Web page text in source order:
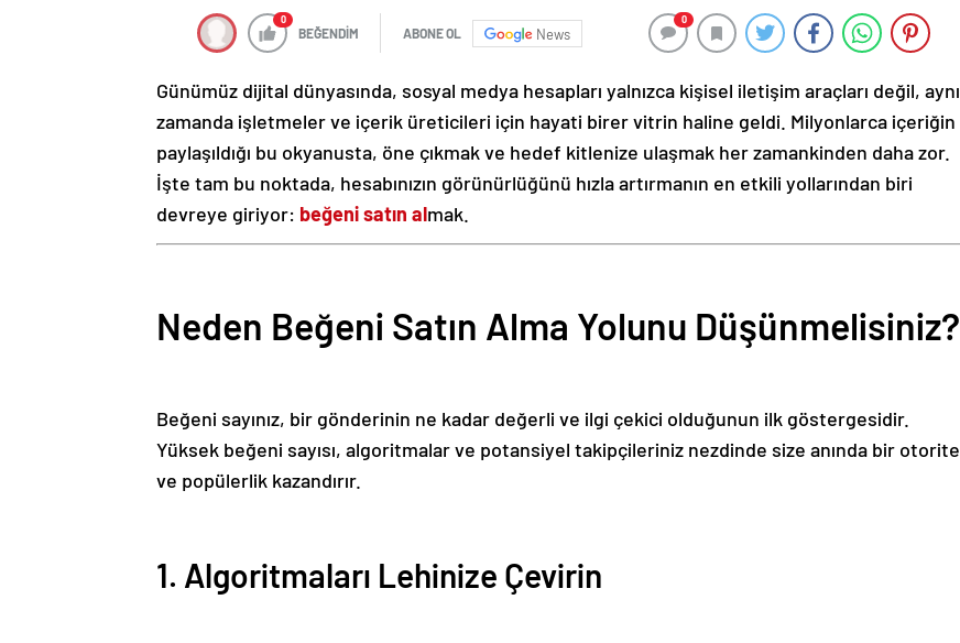
0
BEĞENDİM ABONE OL News
0
Günümüz dijital dünyasında, sosyal medya hesapları yalnızca kişisel iletişim araçları değil, aynı
zamanda işletmeler ve içerik üreticileri için hayati birer vitrin haline geldi. Milyonlarca içeriğin
paylaşıldığı bu okyanusta, öne çıkmak ve hedef kitlenize ulaşmak her zamankinden daha zor.
İşte tam bu noktada, hesabınızın görünürlüğünü hızla artırmanın en etkili yollarından biri
devreye giriyor: beğeni satın almak.
Neden Beğeni Satın Alma Yolunu Düşünmelisiniz?
Beğeni sayınız, bir gönderinin ne kadar değerli ve ilgi çekici olduğunun ilk göstergesidir.
Yüksek beğeni sayısı, algoritmalar ve potansiyel takipçileriniz nezdinde size anında bir otorite
ve popülerlik kazandırır.
1. Algoritmaları Lehinize Çevirin